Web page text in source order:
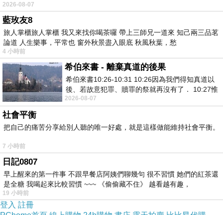
2026-08-07
藍玫友8
旅人掌櫃旅人掌櫃 我又來找你喝茶囉 帶上三師兄一道來 知己兩三品茗
論道 人生樂事，平常也 窗外秋景盡入眼底 秋風秋葉，愁
4 小時前
希伯來書 - 離棄真道的後果
希伯來書10:26-10:31 10:26因為我們得知真道以
後、若故意犯罪、贖罪的祭就再沒有了． 10:27惟
有戰懼等候審判和那燒滅眾敵人的烈火
2026-08-07
社會平衡
把自己的痛苦分享給別人聽的唯一好處，就是這樣做能維持社會平衡。
7 小時前
日記0807
早上醒來的第一件事 不跟早餐店阿姨們聊幾句 很不習慣 她們的紅茶還
是全糖 我喝起來比較習慣 ~~~ 《偷偷藏不住》 越看越有趣，
19 小時前
登入 註冊